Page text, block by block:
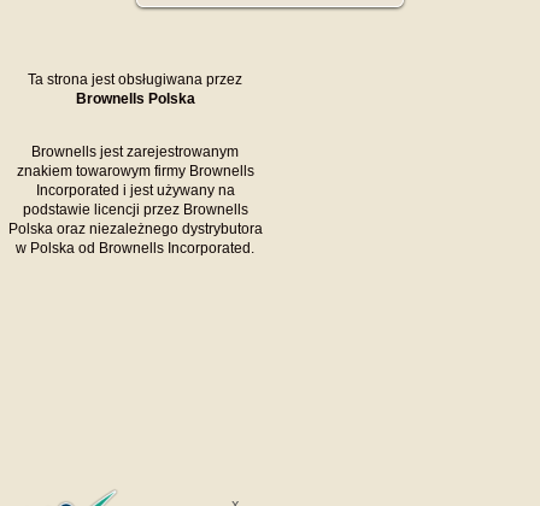
Ta strona jest obsługiwana przez
Brownells Polska
Brownells jest zarejestrowanym
znakiem towarowym firmy Brownells
Incorporated i jest używany na
podstawie licencji przez Brownells
Polska oraz niezależnego dystrybutora
w Polska od Brownells Incorporated.